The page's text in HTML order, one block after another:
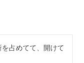
占めてて、開けて